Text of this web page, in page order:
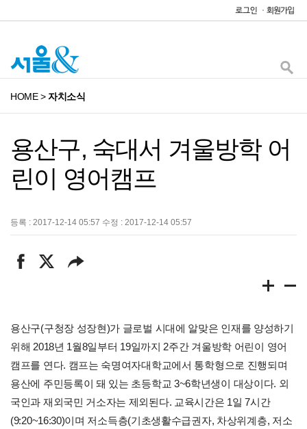
HOME>자치소식
용산구, 숙대서 겨울방학 어
린이 영어캠프
등록 : 2017-12-14 05:57 수정 : 2017-12-14 05:57
용산구(구청장 성장현)가 글로벌 시대에 알맞은 인재를 양성하기
위해 2018년 1월8일부터 19일까지 2주간 겨울방학 어린이 영어
캠프를 연다. 캠프는 숙명여자대학교에서 통학형으로 진행되며
용산에 주민등록이 돼 있는 초등학교 3~6학년생이 대상이다. 외
국인과 재외국민 거소자는 제외된다. 교육시간은 1일 7시간
(9:20~16:30)이며 저소득층(기초생활수급권자, 차상위계층, 저소